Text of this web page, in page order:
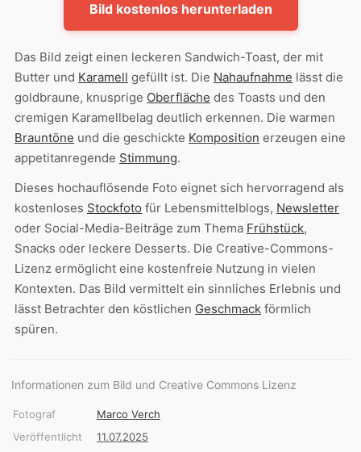
Bild kostenlos herunterladen
Das Bild zeigt einen leckeren Sandwich-Toast, der mit
Butter und Karamell gefüllt ist. Die Nahaufnahme lässt die
goldbraune, knusprige Oberfläche des Toasts und den
cremigen Karamellbelag deutlich erkennen. Die warmen
Brauntöne und die geschickte Komposition erzeugen eine
appetitanregende Stimmung.
Dieses hochauflösende Foto eignet sich hervorragend als
kostenloses Stockfoto für Lebensmittelblogs, Newsletter
oder Social-Media-Beiträge zum Thema Frühstück,
Snacks oder leckere Desserts. Die Creative-Commons-
Lizenz ermöglicht eine kostenfreie Nutzung in vielen
Kontexten. Das Bild vermittelt ein sinnliches Erlebnis und
lässt Betrachter den köstlichen Geschmack förmlich
spüren.
Informationen zum Bild und Creative Commons Lizenz
Fotograf
Marco Verch
Veröffentlicht
11.07.2025